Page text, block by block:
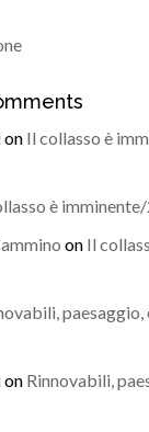
on Il collasso è
è
on Il
paesaggio,
on Rinnovabili,